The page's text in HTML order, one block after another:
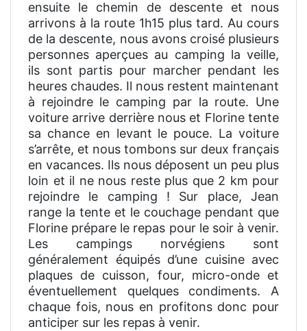
ensuite le chemin de descente et nous
arrivons à la route 1h15 plus tard. Au cours
de la descente, nous avons croisé plusieurs
personnes aperçues au camping la veille,
ils sont partis pour marcher pendant les
heures chaudes. Il nous restent maintenant
à rejoindre le camping par la route. Une
voiture arrive derrière nous et Florine tente
sa chance en levant le pouce. La voiture
s’arrête, et nous tombons sur deux français
en vacances. Ils nous déposent un peu plus
loin et il ne nous reste plus que 2 km pour
rejoindre le camping ! Sur place, Jean
range la tente et le couchage pendant que
Florine prépare le repas pour le soir à venir.
Les campings norvégiens sont
généralement équipés d’une cuisine avec
plaques de cuisson, four, micro-onde et
éventuellement quelques condiments. A
chaque fois, nous en profitons donc pour
anticiper sur les repas à venir.